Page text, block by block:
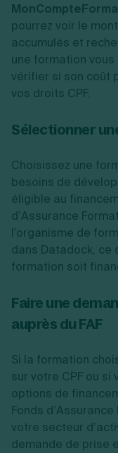
pourrez voir le
accumulés et
une formation
vérifier si son coût
vos droits CPF.
Sélectionner
Choisissez une
besoins de
éligible au
d’Assurance
l'organisme de
dans Datadock, ce
formation soit
Faire une
auprès du FAF
Si la formation
sur votre CPF ou
options de
Fonds
votre secteur
demande de prise